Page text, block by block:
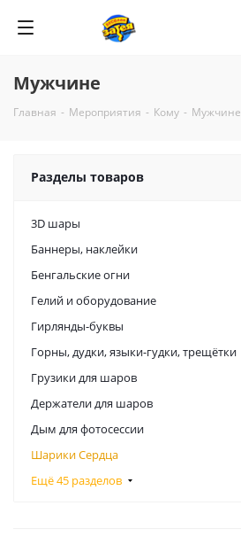
Мужчине
Главная - Мероприятия - Кому - Мужчине
Разделы товаров
3D шары
Баннеры, наклейки
Бенгальские огни
Гелий и оборудование
Гирлянды-буквы
Горны, дудки, языки-гудки, трещётки
Грузики для шаров
Держатели для шаров
Дым для фотосессии
Шарики Сердца
Ещё 45 разделов